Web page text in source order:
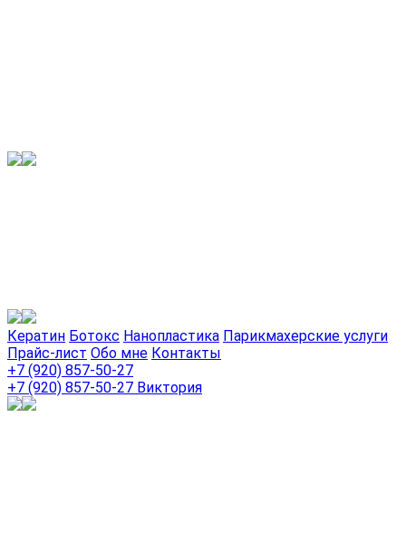
Кератин Ботокс Нанопластика Парикмахерские услуги
Прайс-лист Обо мне Контакты
+7 (920) 857-50-27
+7 (920) 857-50-27 Виктория